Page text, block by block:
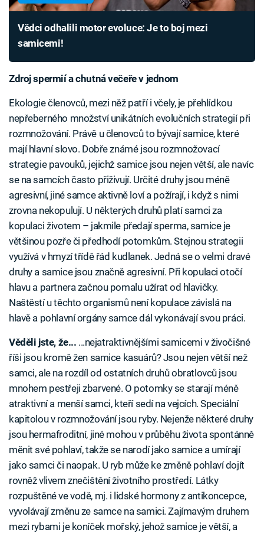
Vědci odhalili motor evoluce: Je to boj mezi
samicemi!
Zdroj spermií a chutná večeře v jednom
Ekologie členovců, mezi něž patří i včely, je přehlídkou
nepřeberného množství unikátních evolučních strategií při
rozmnožování. Právě u členovců to bývají samice, které
mají hlavní slovo. Dobře známé jsou rozmnožovací
strategie pavouků, jejichž samice jsou nejen větší, ale navíc
se na samcích často přiživují. Určité druhy jsou méně
agresivní, jiné samce aktivně loví a požírají, i když s nimi
zrovna nekopulují. U některých druhů platí samci za
kopulaci životem – jakmile předají sperma, samice je
většinou pozře či předhodí potomkům. Stejnou strategii
využívá v hmyzí třídě řád kudlanek. Jedná se o velmi dravé
druhy a samice jsou značně agresivní. Při kopulaci otočí
hlavu a partnera začnou pomalu užírat od hlavičky.
Naštěstí u těchto organismů není kopulace závislá na
hlavě a pohlavní orgány samce dál vykonávají svou práci.
Věděli jste, že... ...nejatraktivnějšími samicemi v živočišné
říši jsou kromě žen samice kasuárů? Jsou nejen větší než
samci, ale na rozdíl od ostatních druhů obratlovců jsou
mnohem pestřeji zbarvené. O potomky se starají méně
atraktivní a menší samci, kteří sedí na vejcích. Speciální
kapitolou v rozmnožování jsou ryby. Nejenže některé druhy
jsou hermafroditní, jiné mohou v průběhu života spontánně
měnit své pohlaví, takže se narodí jako samice a umírají
jako samci či naopak. U ryb může ke změně pohlaví dojít
rovněž vlivem znečištění životního prostředí. Látky
rozpuštěné ve vodě, mj. i lidské hormony z antikoncepce,
vyvolávají změnu ze samce na samici. Zajímavým druhem
mezi rybami je koníček mořský, jehož samice je větší, a